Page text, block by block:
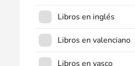
Libros en inglés
Libros en valenciano
Libros en vasco